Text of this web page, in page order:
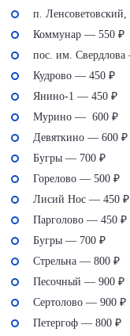
п.
Коммунар — 550 ₽
пос. им.
Кудрово — 450 ₽
Янино-1 — 450 ₽
Мурино — 600 ₽
Девяткино — 600 ₽
Бугры — 700 ₽
Горелово — 500 ₽
Лисий Нос — 450 ₽
Парголово — 450 ₽
Бугры — 700 ₽
Стрельна — 800 ₽
Песочный — 900 ₽
Сертолово — 900 ₽
Петергоф — 800 ₽